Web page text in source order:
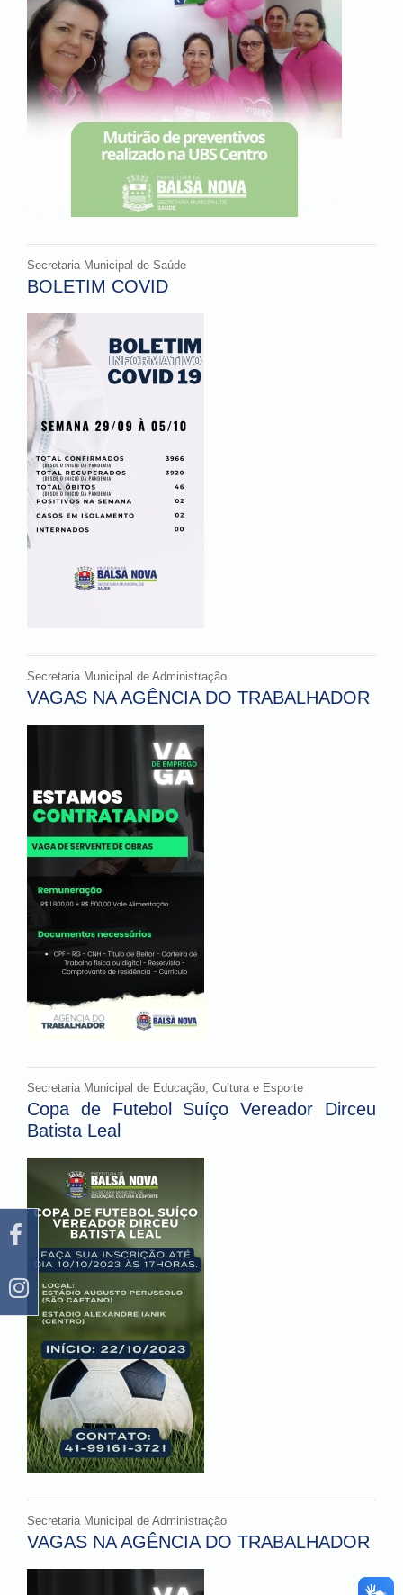
Secretaria Municipal de Saúde
BOLETIM COVID
Secretaria Municipal de Administração
VAGAS NA AGÊNCIA DO TRABALHADOR
Secretaria Municipal de Educação, Cultura e Esporte
Copa de Futebol Suíço Vereador Dirceu
Batista Leal
Secretaria Municipal de Administração
VAGAS NA AGÊNCIA DO TRABALHADOR